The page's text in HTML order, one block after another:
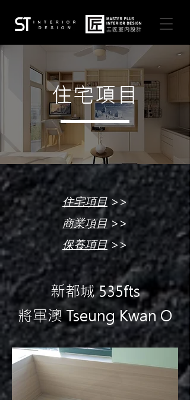
住宅項目
住宅項目 >>
商業項目>>
保養項目>>
新都城 535fts
將軍澳 Tseung Kwan O